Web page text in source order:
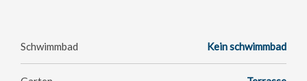
Schwimmbad Kein schwimmbad